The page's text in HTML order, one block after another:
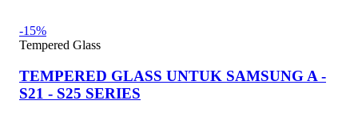
-15%
Tempered Glass
TEMPERED GLASS UNTUK SAMSUNG A -
S21 - S25 SERIES